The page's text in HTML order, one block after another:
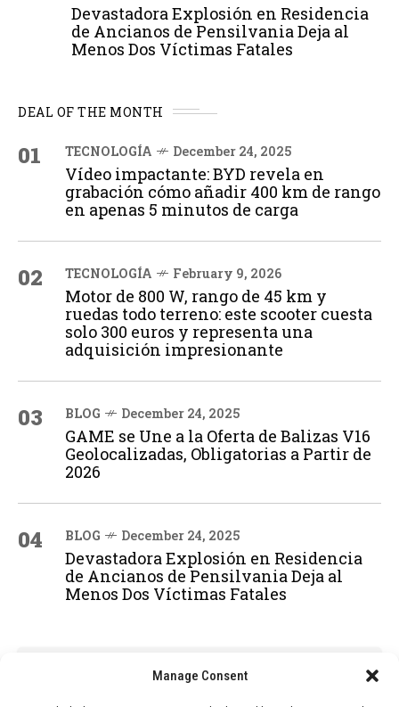
Manage Consent
Devastadora Explosión en Residencia
de Ancianos de Pensilvania Deja al
Menos Dos Víctimas Fatales
DEAL OF THE MONTH
01 TECNOLOGÍA December 24, 2025
Vídeo impactante: BYD revela en
grabación cómo añadir 400 km de rango
en apenas 5 minutos de carga
02 TECNOLOGÍA February 9, 2026
Motor de 800 W, rango de 45 km y
ruedas todo terreno: este scooter cuesta
solo 300 euros y representa una
adquisición impresionante
03 BLOG December 24, 2025
GAME se Une a la Oferta de Balizas V16
Geolocalizadas, Obligatorias a Partir de
2026
04 BLOG December 24, 2025
Devastadora Explosión en Residencia
de Ancianos de Pensilvania Deja al
Menos Dos Víctimas Fatales